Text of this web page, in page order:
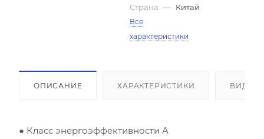
Страна — Китай
Все
характеристики
ОПИСАНИЕ ХАРАКТЕРИСТИКИ ВИДЕО
● Класс энергоэффективности A